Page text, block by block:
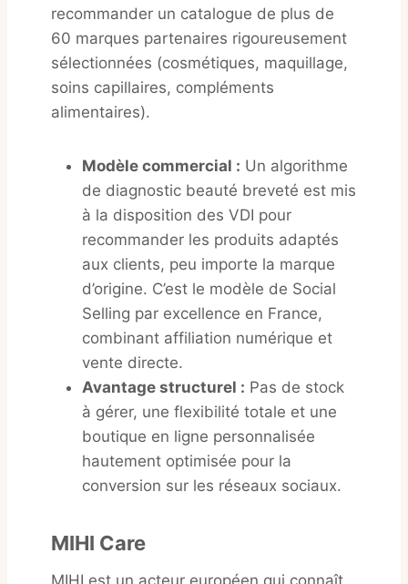
recommander un catalogue de plus de
60 marques partenaires rigoureusement
sélectionnées (cosmétiques, maquillage,
soins capillaires, compléments
alimentaires).
Modèle commercial : Un algorithme
de diagnostic beauté breveté est mis
à la disposition des VDI pour
recommander les produits adaptés
aux clients, peu importe la marque
d’origine. C’est le modèle de Social
Selling par excellence en France,
combinant affiliation numérique et
vente directe.
Avantage structurel : Pas de stock
à gérer, une flexibilité totale et une
boutique en ligne personnalisée
hautement optimisée pour la
conversion sur les réseaux sociaux.
MIHI Care